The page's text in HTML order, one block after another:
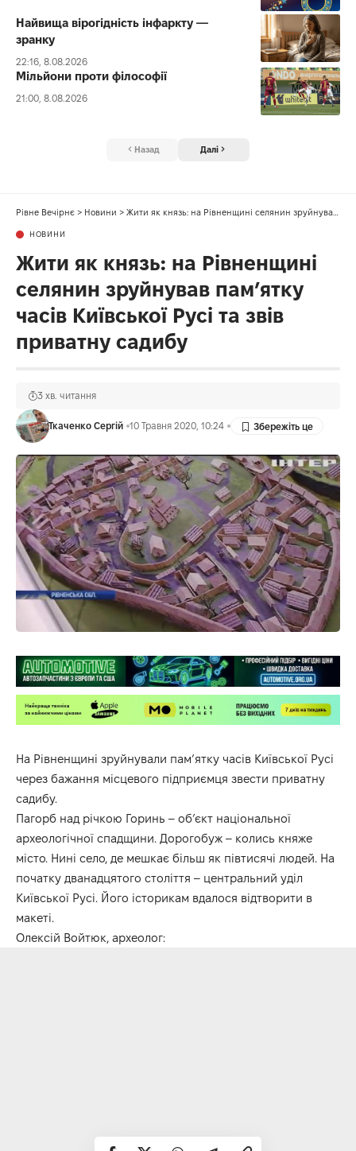
Найвища вірогідність інфаркту —
зранку
22:16, 8.08.2026
Мільйони проти філософії
21:00, 8.08.2026
Назад Далі
Рівне Вечірнє > Новини > Жити як князь: на Рівненщині селянин зруйнував пам’ятку часів Київської Русі та звів приватну садибу
НОВИНИ
Жити як князь: на Рівненщині
селянин зруйнував пам’ятку
часів Київської Русі та звів
приватну садибу
Ткаченко Сергій 10 Травня 2020, 10:24
3 хв. читання
На Рівненщині зруйнували пам’ятку часів Київської Русі
через бажання місцевого підприємця звести приватну
садибу.
Пагорб над річкою Горинь – об’єкт національної
археологічної спадщини. Дорогобуж – колись княже
місто. Нині село, де мешкає більш як півтисячі людей. На
початку дванадцятого століття – центральний уділ
Київської Русі. Його історикам вдалося відтворити в
макеті.
Олексій Войтюк, археолог: